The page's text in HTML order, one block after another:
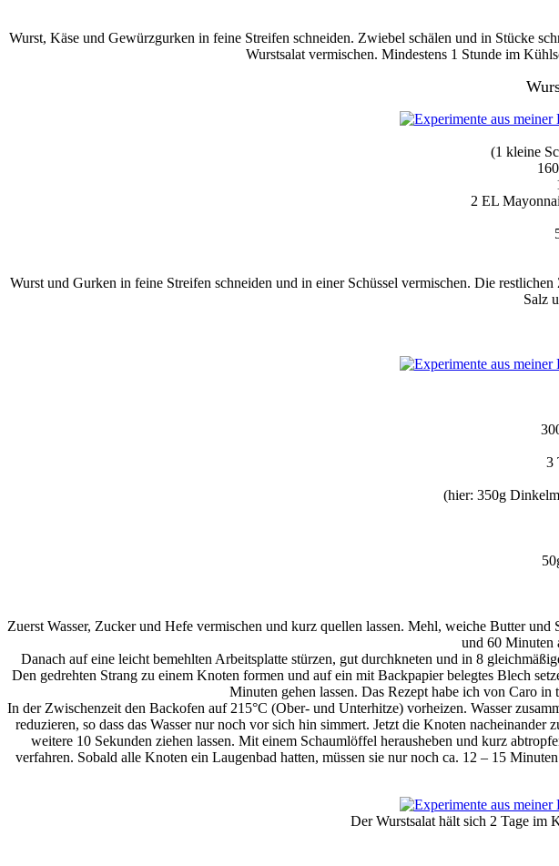
Wurst, Käse und Gewürzgurken in feine Streifen schneiden. Zwiebel schälen und in Stücke
Wurstsalat vermischen. Mindestens 1 Stunde im
(1 kleine
2 EL
Wurst und Gurken in feine Streifen schneiden und in einer Schüssel vermischen. Die
Salz
3
(hier: 350g
Zuerst Wasser, Zucker und Hefe vermischen und kurz quellen lassen. Mehl, weiche Butter
und 60 Minuten
Danach auf eine leicht bemehlten Arbeitsplatte stürzen, gut durchkneten und in 8
Den gedrehten Strang zu einem Knoten formen und auf ein mit Backpapier belegtes Blech
Minuten gehen lassen. Das Rezept habe ich von Caro
In der Zwischenzeit den Backofen auf 215°C (Ober- und Unterhitze) vorheizen. Wasser
reduzieren, so dass das Wasser nur noch vor sich hin simmert. Jetzt die Knoten
weitere 10 Sekunden ziehen lassen. Mit einem Schaumlöffel herausheben und kurz
verfahren. Sobald alle Knoten ein Laugenbad hatten, müssen sie nur noch ca. 12 – 15
Der Wurstsalat hält sich 2 Tage im